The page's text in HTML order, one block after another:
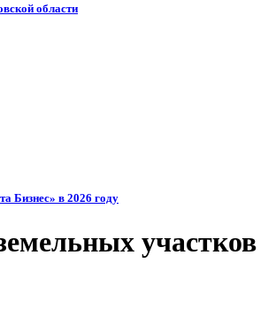
области
Бизнес» в 2026 году
участков